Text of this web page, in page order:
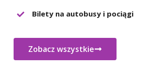
Bilety na autobusy i pociągi
Zobacz wszystkie